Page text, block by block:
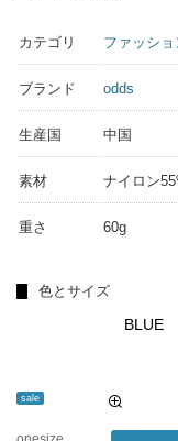
カテゴリ ファッショ
ブランド odds
生産国 中国
素材 ナイロン
重さ 60g
色とサイズ
sale
BLUE